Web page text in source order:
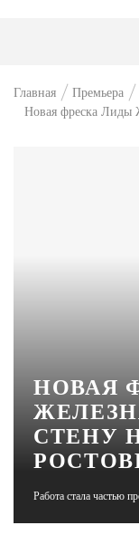
Главная
Премьера
Новая фреска Лиды
НОВАЯ
СТЕНУ
Работа стала частью